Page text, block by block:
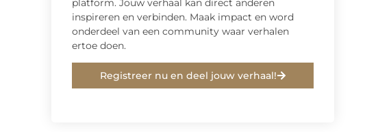
platform. Jouw verhaal kan direct anderen
inspireren en verbinden. Maak impact en word
onderdeel van een community waar verhalen
ertoe doen.
Registreer nu en deel jouw verhaal!